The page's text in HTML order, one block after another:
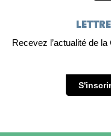
Recevez l’actualité de